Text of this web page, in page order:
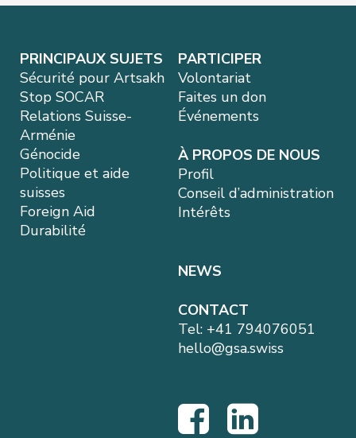
PRINCIPAUX SUJETS
Sécurité pour Artsakh
Stop SOCAR
Relations Suisse-
Arménie
Génocide
Politique et aide
suisses
Foreign Aid
Durabilité
PARTICIPER
Volontariat
Faites un don
Événements
À PROPOS DE NOUS
Profil
Conseil d’administration
Intérêts
NEWS
CONTACT
Tel: +41 794076051
hello@gsa.swiss